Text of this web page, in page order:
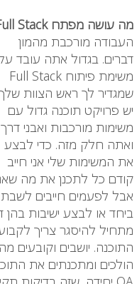
מה עושה מפתח Full Stack בחיי היום היום?
העבודה מורכבת מהמון
דברים. בגדול אתה עובד
משימת פיתוח Full Stack
שמגדיר לך ראש הצוות
יש פרויקט תוכנה גדול עם
משימות מורכבות ואבני דרך
ואתה חלק מזה. כדי לבצע
את המשימות שלי אני חייב
קודם כל לתכנן את מה
אבל לפעמים חייבים
ביחד או לבצע ישיבות בהן
מתחיל להיסגר צריך
התוכנה. יושבים וקובעים
הולכים ומתכנתים את